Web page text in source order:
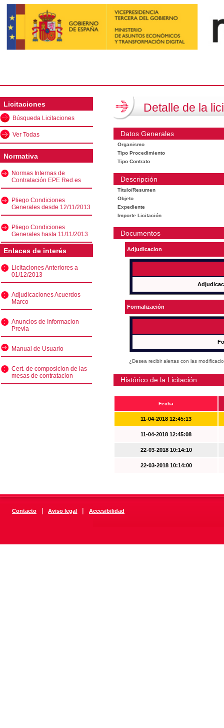
Licitaciones
Búsqueda Licitaciones
Ver Todas
Normativa
Normas Internas de
Contratación EPE Red.es
Pliego Condiciones
Generales desde 12/11/2013
Pliego Condiciones
Generales hasta 11/11/2013
Enlaces de interés
Licitaciones Anteriores a
01/12/2013
Adjudicaciones Acuerdos
Marco
Anuncios de Informacion
Previa
Manual de Usuario
Cert. de composicion de las
mesas de contratacion
Detalle de la
Datos Generales
Organismo
Tipo Procedimiento
Tipo Contrato
Descripción
Título/Resumen
Objeto
Expediente
Importe Licitación
Documentos
Adjudicacion
Formalización
¿Desea recibir alertas con las
Histórico de la Licitación
Fecha
11-04-2018 12:45:13
11-04-2018 12:45:08
22-03-2018 10:14:10
22-03-2018 10:14:00
Contacto | Aviso legal | Accesibilidad